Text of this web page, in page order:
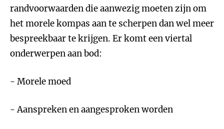
randvoorwaarden die aanwezig moeten zijn om
het morele kompas aan te scherpen dan wel meer
bespreekbaar te krijgen. Er komt een viertal
onderwerpen aan bod:
- Morele moed
- Aanspreken en aangesproken worden